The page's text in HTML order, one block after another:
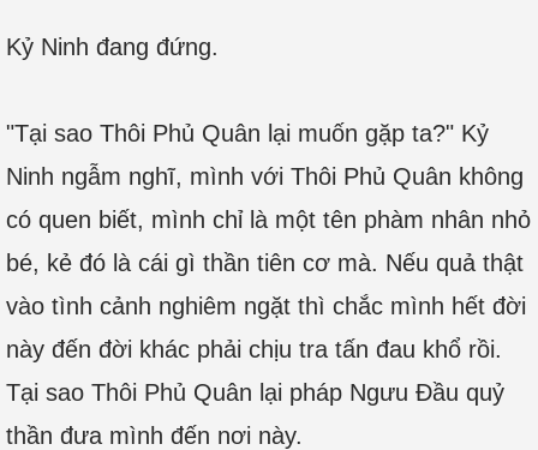
Kỷ Ninh đang đứng.
"Tại sao Thôi Phủ Quân lại muốn gặp ta?" Kỷ
Ninh ngẫm nghĩ, mình với Thôi Phủ Quân không
có quen biết, mình chỉ là một tên phàm nhân nhỏ
bé, kẻ đó là cái gì thần tiên cơ mà. Nếu quả thật
vào tình cảnh nghiêm ngặt thì chắc mình hết đời
này đến đời khác phải chịu tra tấn đau khổ rồi.
Tại sao Thôi Phủ Quân lại pháp Ngưu Đầu quỷ
thần đưa mình đến nơi này.